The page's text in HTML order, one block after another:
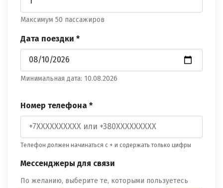
Максимум 50 пассажиров
Дата поездки *
Минимальная дата: 10.08.2026
Номер телефона *
Телефон должен начинаться с + и содержать только цифры
Мессенджеры для связи
По желанию, выберите те, которыми пользуетесь